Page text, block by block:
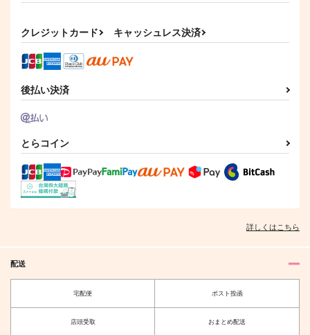
不死川実弥×冨岡義勇
サンプル
作品詳細
不死川実弥×冨岡義勇
クレジットカード キャッシュレス決済
後払い決済
とらコイン
詳しくはこちら
配送
宅配便 ポスト投函
店頭受取 おまとめ配送